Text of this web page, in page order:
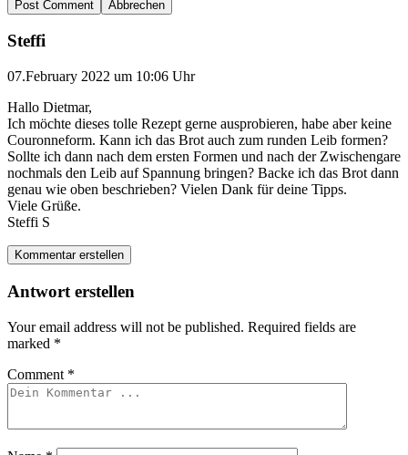
Abbrechen
Steffi
07.February 2022 um 10:06 Uhr
Hallo Dietmar,
Ich möchte dieses tolle Rezept gerne ausprobieren, habe aber keine
Couronneform. Kann ich das Brot auch zum runden Leib formen?
Sollte ich dann nach dem ersten Formen und nach der Zwischengare
nochmals den Leib auf Spannung bringen? Backe ich das Brot dann
genau wie oben beschrieben? Vielen Dank für deine Tipps.
Viele Grüße.
Steffi S
Kommentar erstellen
Antwort erstellen
Your email address will not be published. Required fields are
marked *
Comment *